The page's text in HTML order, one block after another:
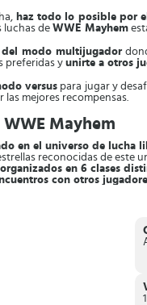
haz todo lo posible por
luchas de WWE Mayhem
del modo multijugador
preferidas y unirte a otros
versus para jugar y
las mejores recompensas.
Mayhem
en el universo de lucha
reconocidas de este
en 6 clases
con otros
es un emocionante título